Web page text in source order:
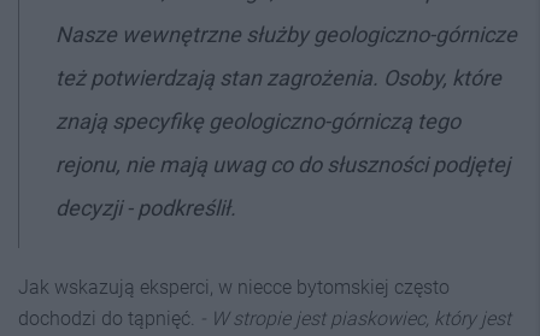
Nasze wewnętrzne służby geologiczno-górnicze
też potwierdzają stan zagrożenia. Osoby, które
znają specyfikę geologiczno-górniczą tego
rejonu, nie mają uwag co do słuszności podjętej
decyzji - podkreślił.
Jak wskazują eksperci, w niecce bytomskiej często
dochodzi do tąpnięć.
- W stropie jest piaskowiec, który jest